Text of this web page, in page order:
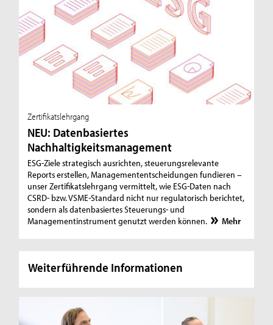
Zertifikatslehrgang
NEU: Datenbasiertes
Nachhaltigkeitsmanagement
ESG-Ziele strategisch ausrichten, steuerungsrelevante
Reports erstellen, Managemententscheidungen fundieren –
unser Zertifikatslehrgang vermittelt, wie ESG-Daten nach
CSRD- bzw. VSME-Standard nicht nur regulatorisch berichtet,
sondern als datenbasiertes Steuerungs- und
Managementinstrument genutzt werden können.
Mehr
Weiterführende Informationen